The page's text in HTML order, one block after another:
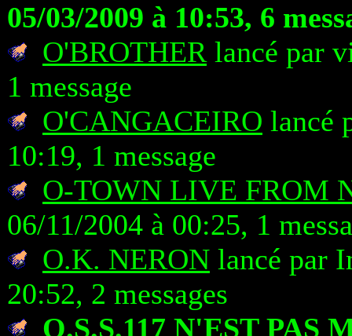
05/03/2009 à 10:53, 6
O'BROTHER lancé par
1 message
O'CANGACEIRO lancé
10:19, 1 message
O-TOWN LIVE FROM
06/11/2004 à 00:25, 1
O.K. NERON lancé par
20:52, 2 messages
O.S.S.117 N'EST PAS